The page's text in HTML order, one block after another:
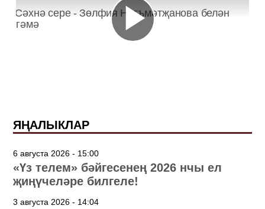
ЯҢАЛЫКЛАР
6 августа 2026 - 15:00
«Үз телем» бәйгесенең 2026 нчы ел
җиңүчеләре билгеле!
3 августа 2026 - 14:04